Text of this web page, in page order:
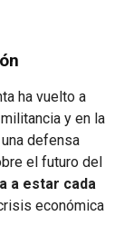
ha vuelto a
y en la
defensa
el futuro del
a estar cada
económica